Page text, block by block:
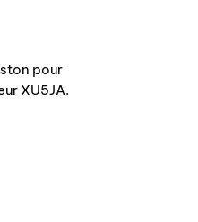
pour
XU5JA.